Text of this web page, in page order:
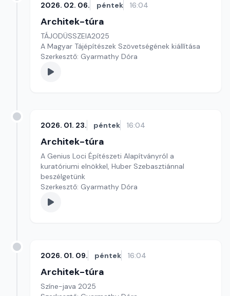
2026. 02. 06. péntek 16:04
Architek-túra
TÁJODÜSSZEIA2025
A Magyar Tájépítészek Szövetségének kiállítása
Szerkesztő: Gyarmathy Dóra
2026. 01. 23. péntek 16:04
Architek-túra
A Genius Loci Építészeti Alapítványról a
kuratóriumi elnökkel, Huber Szebasztiánnal
beszélgetünk
Szerkesztő: Gyarmathy Dóra
2026. 01. 09. péntek 16:04
Architek-túra
Színe-java 2025